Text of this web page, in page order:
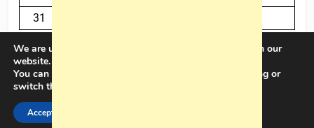
31
BalkanPlus 2024© Powered By
We are using cookies to give you the best experience on our
website.
You can find out more about which cookies we are using or
switch them off in
Accept